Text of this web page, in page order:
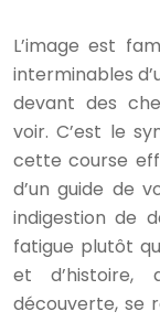
L’image est
interminables
devant des
voir. C’est le
cette course
d’un guide de
indigestion de
fatigue plutôt
et
découverte, se